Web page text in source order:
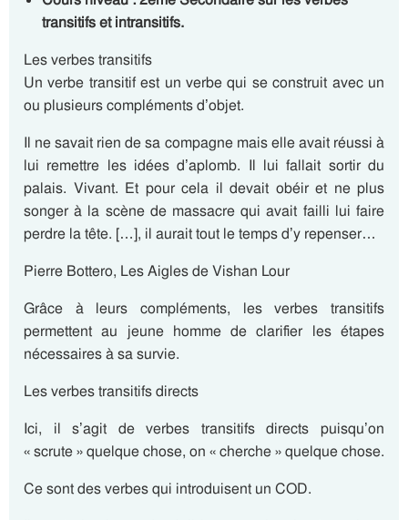
transitifs et intransitifs.
Les verbes transitifs
Un verbe transitif est un verbe qui se construit avec un
ou plusieurs compléments d’objet.
Il ne savait rien de sa compagne mais elle avait réussi à
lui remettre les idées d’aplomb. Il lui fallait sortir du
palais. Vivant. Et pour cela il devait obéir et ne plus
songer à la scène de massacre qui avait failli lui faire
perdre la tête. […], il aurait tout le temps d’y repenser…
Pierre Bottero, Les Aigles de Vishan Lour
Grâce à leurs compléments, les verbes transitifs
permettent au jeune homme de clarifier les étapes
nécessaires à sa survie.
Les verbes transitifs directs
Ici, il s’agit de verbes transitifs directs puisqu’on
« scrute » quelque chose, on « cherche » quelque chose.
Ce sont des verbes qui introduisent un COD.